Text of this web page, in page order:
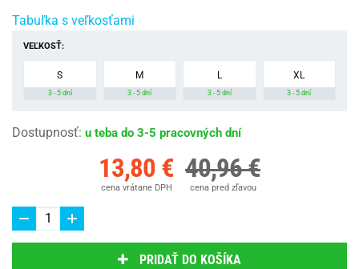
Tabuľka s veľkosťami
VEĽKOSŤ:
S
3 - 5 dní
M
3 - 5 dní
L
3 - 5 dní
XL
3 - 5 dní
Dostupnosť: u teba do 3-5 pracovných dní
13,80 €
cena vrátane DPH
40,96 €
cena pred zľavou
PRIDAŤ DO KOŠÍKA